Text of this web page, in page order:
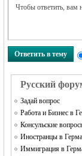
Чтобы ответить, вам
Ответить в тему
Русский
Задай вопрос
Работа и Бизнес в
Консульские
Иностранцы в
Иммиграция в